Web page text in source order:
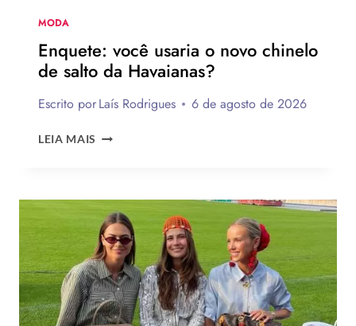
MODA
Enquete: você usaria o novo chinelo
de salto da Havaianas?
Escrito porLaís Rodrigues 6 de agosto de 2026
LEIA MAIS ENQUETE:
NOVO
CHINELO
DE
SALTO
DA
HAVAIANAS?